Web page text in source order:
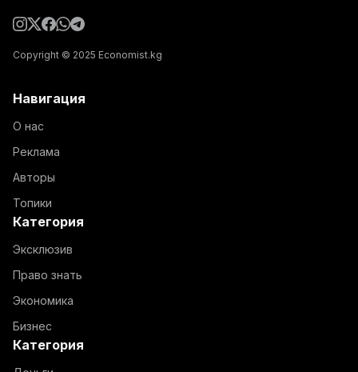
Copyright © 2025 Economist.kg
Навигация
О нас
Реклама
Авторы
Топики
Категория
Эксклюзив
Право знать
Экономика
Бизнес
Категория